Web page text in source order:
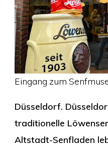
Eingang zum
Düsseldorf.
traditionelle
Altstadt-Senfladen